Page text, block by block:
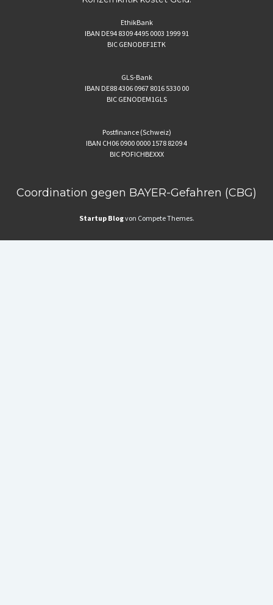
EthikBank
IBAN DE94 8309 4495 0003 1999 91
BIC GENODEF1ETK
GLS-Bank
IBAN DE88 4306 0967 8016 5330 00
BIC GENODEM1GLS
Postfinance (Schweiz)
IBAN CH06 0900 0000 1578 8209 4
BIC POFICHBEXXX
Coordination gegen BAYER-Gefahren (CBG)
Startup Blogvon Compete Themes.